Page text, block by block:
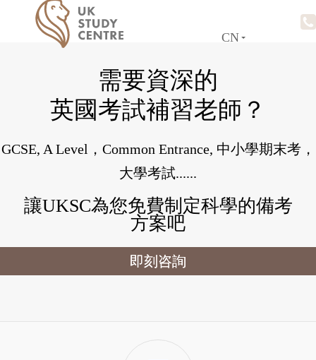
CN
需要資深的
英國考試補習老師？
GCSE, A Level，Common Entrance, 中小學期末考，
大學考試......
讓UKSC為您免費制定科學的備考
方案吧
即刻咨詢